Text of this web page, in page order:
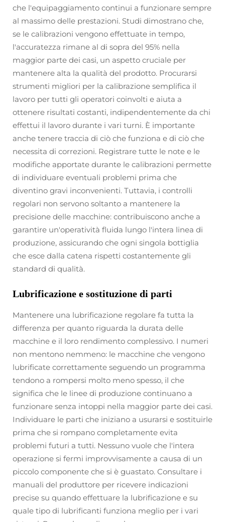
che l'equipaggiamento continui a funzionare sempre
al massimo delle prestazioni. Studi dimostrano che,
se le calibrazioni vengono effettuate in tempo,
l'accuratezza rimane al di sopra del 95% nella
maggior parte dei casi, un aspetto cruciale per
mantenere alta la qualità del prodotto. Procurarsi
strumenti migliori per la calibrazione semplifica il
lavoro per tutti gli operatori coinvolti e aiuta a
ottenere risultati costanti, indipendentemente da chi
effettui il lavoro durante i vari turni. È importante
anche tenere traccia di ciò che funziona e di ciò che
necessita di correzioni. Registrare tutte le note e le
modifiche apportate durante le calibrazioni permette
di individuare eventuali problemi prima che
diventino gravi inconvenienti. Tuttavia, i controlli
regolari non servono soltanto a mantenere la
precisione delle macchine: contribuiscono anche a
garantire un'operatività fluida lungo l'intera linea di
produzione, assicurando che ogni singola bottiglia
che esce dalla catena rispetti costantemente gli
standard di qualità.
Lubrificazione e sostituzione di parti
Mantenere una lubrificazione regolare fa tutta la
differenza per quanto riguarda la durata delle
macchine e il loro rendimento complessivo. I numeri
non mentono nemmeno: le macchine che vengono
lubrificate correttamente seguendo un programma
tendono a rompersi molto meno spesso, il che
significa che le linee di produzione continuano a
funzionare senza intoppi nella maggior parte dei casi.
Individuare le parti che iniziano a usurarsi e sostituirle
prima che si rompano completamente evita
problemi futuri a tutti. Nessuno vuole che l'intera
operazione si fermi improvvisamente a causa di un
piccolo componente che si è guastato. Consultare i
manuali del produttore per ricevere indicazioni
precise su quando effettuare la lubrificazione e su
quale tipo di lubrificanti funziona meglio per i vari